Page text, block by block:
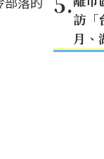
訪「
月、